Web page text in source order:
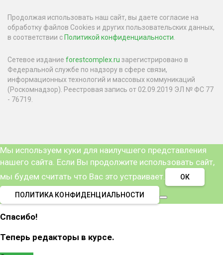
Продолжая использовать наш сайт, вы даете согласие на
обработку файлов Cookies и других пользовательских данных,
в соответствии с Политикой конфиденциальности
Сетевое издание forestcomplex.ru зарегистрировано в
Федеральной службе по надзору в сфере связи,
информационных технологий и массовых коммуникаций
(Роскомнадзор). Реестровая запись от 02.09.2019 ЭЛ № ФС 77
- 76719.
Мы используем куки для наилучшего представления
нашего сайта. Если Вы продолжите использовать сайт,
мы будем считать что Вас это устраивает.
ОК
ПОЛИТИКА КОНФИДЕНЦИАЛЬНОСТИ
Спасибо!
Теперь редакторы в курсе.